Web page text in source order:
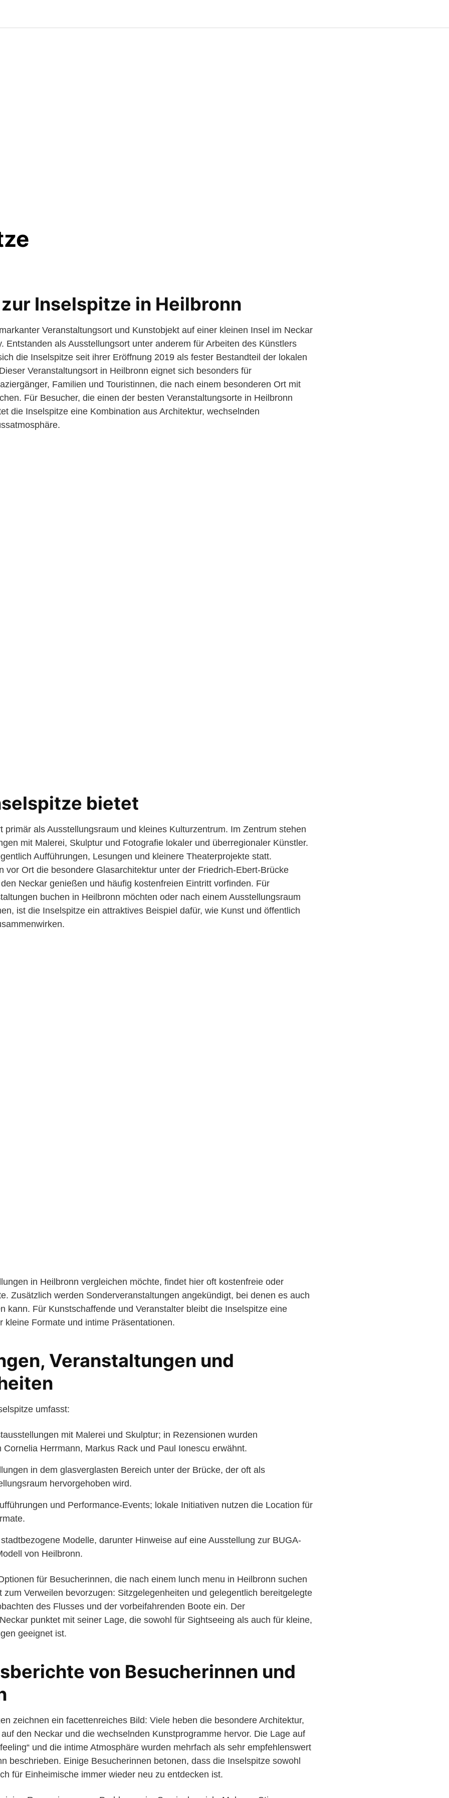
Inselspitze in Heilbronn
Veranstaltungsort und Kunstobjekt auf einer kleinen Insel im Neckar
Entstanden als Ausstellungsort unter anderem für Arbeiten des Künstlers
die Inselspitze seit ihrer Eröffnung 2019 als fester Bestandteil der lokalen
Veranstaltungsort in Heilbronn eignet sich besonders für
Familien und Touristinnen, die nach einem besonderen Ort mit
Für Besucher, die einen der besten Veranstaltungsorte in Heilbronn
die Inselspitze eine Kombination aus Architektur, wechselnden
bietet
primär als Ausstellungsraum und kleines Kulturzentrum. Im Zentrum stehen
mit Malerei, Skulptur und Fotografie lokaler und überregionaler Künstler.
Aufführungen, Lesungen und kleinere Theaterprojekte statt.
vor Ort die besondere Glasarchitektur unter der Friedrich-Ebert-Brücke
Neckar genießen und häufig kostenfreien Eintritt vorfinden. Für
buchen in Heilbronn möchten oder nach einem Ausstellungsraum
ist die Inselspitze ein attraktives Beispiel dafür, wie Kunst und öffentlich
in Heilbronn vergleichen möchte, findet hier oft kostenfreie oder
Zusätzlich werden Sonderveranstaltungen angekündigt, bei denen es auch
kann. Für Kunstschaffende und Veranstalter bleibt die Inselspitze eine
kleine Formate und intime Präsentationen.
Veranstaltungen und
umfasst:
mit Malerei und Skulptur; in Rezensionen wurden
Cornelia Herrmann, Markus Rack und Paul Ionescu erwähnt.
in dem glasverglasten Bereich unter der Brücke, der oft als
hervorgehoben wird.
und Performance-Events; lokale Initiativen nutzen die Location für
Modelle, darunter Hinweise auf eine Ausstellung zur BUGA-
von Heilbronn.
für Besucherinnen, die nach einem lunch menu in Heilbronn suchen
zum Verweilen bevorzugen: Sitzgelegenheiten und gelegentlich bereitgelegte
des Flusses und der vorbeifahrenden Boote ein. Der
punktet mit seiner Lage, die sowohl für Sightseeing als auch für kleine,
geeignet ist.
von Besucherinnen und
zeichnen ein facettenreiches Bild: Viele heben die besondere Architektur,
den Neckar und die wechselnden Kunstprogramme hervor. Die Lage auf
und die intime Atmosphäre wurden mehrfach als sehr empfehlenswert
beschrieben. Einige Besucherinnen betonen, dass die Inselspitze sowohl
für Einheimische immer wieder neu zu entdecken ist.